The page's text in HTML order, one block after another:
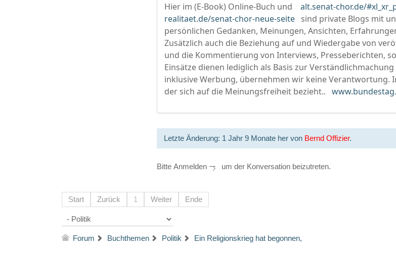
Hier im (E-Book) Online-Buch und alt.senat-chor.de/
realitaet.de/senat-chor-neue-seite sind private Blogs mit
persönlichen Gedanken, Meinungen, Ansichten,
Zusätzlich auch die Beziehung auf und Wiedergabe von
und die Kommentierung von Interviews, Presseberichten,
Einsätze dienen lediglich als Basis zur
inklusive Werbung, übernehmen wir keine Verantwortung.
der sich auf die Meinungsfreiheit bezieht..
Letzte Änderung: 1 Jahr 9 Monate her von Bernd Offizier.
BitteAnmelden um der Konversation beizutreten.
Start Zurück 1 Weiter Ende
Forum Buchthemen Politik Ein Religionskrieg hat begonnen,